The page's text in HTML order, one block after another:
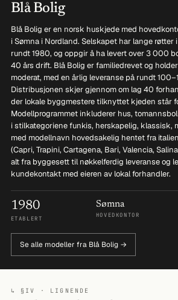
Blå Bolig
Blå Bolig er en norsk huskjede med
i Sømna i Nordland. Selskapet har lange
rundt 1980, og oppgir å ha levert over 3 000
40 års drift. Blå Bolig er familiedrevet og
moderat, med en årlig leveranse på rundt
Distribusjonen skjer gjennom om lag 40
der lokale byggmestere tilknyttet kjeden står
Modellprogrammet inkluderer hus,
i stilkategoriene funkis, herskapelig, klassisk,
med modellnavn hovedsakelig hentet fra
(Capri, Trapini, Cartagena, Bari, Valencia,
alt fra byggesett til nøkkelferdig leveranse og
kundekontakt med eieren av lokal forhandler.
1980
ETABLERT
Sømna
HOVEDKONTOR
Se alle modeller fra Blå Bolig →
↳ §IV · LIGNENDE